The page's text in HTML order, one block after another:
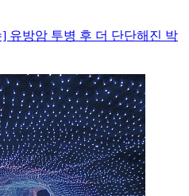
유방암 투병 후 더 단단해진 박